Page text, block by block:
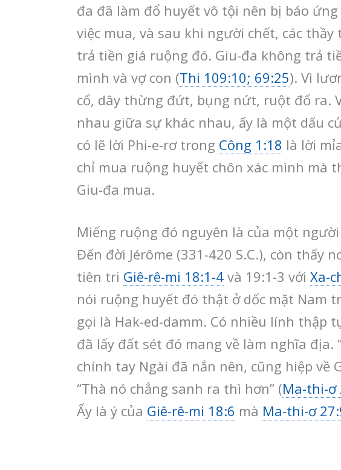
đa đã làm đổ huyết vô tội nên bị báo
việc mua, và sau khi người chết, các
trả tiền giá ruộng đó. Giu-đa không trả
mình và vợ con (Thi 109:10; 69:25). Vì
cổ, dây thừng đứt, bụng nứt, ruột đổ ra.
nhau giữa sự khác nhau, ấy là một dấu
có lẽ lời Phi-e-rơ trong Công 1:18 là lời
chỉ mua ruộng huyết chôn xác mình mà
Giu-đa mua.
Miếng ruộng đó nguyên là của một
Đến đời Jérôme (331-420 S.C.), còn thấy
tiên tri Giê-rê-mi 18:1-4 và 19:1-3 với Xa-
nói ruộng huyết đó thật ở dốc mặt Nam
gọi là Hak-ed-damm. Có nhiều lính thập
đã lấy đất sét đó mang về làm nghĩa
chính tay Ngài đã nắn nên, cũng hiệp về
“Thà nó chẳng sanh ra thì hơn” (Ma-thi-ơ
Ấy là ý của Giê-rê-mi 18:6 mà Ma-thi-ơ